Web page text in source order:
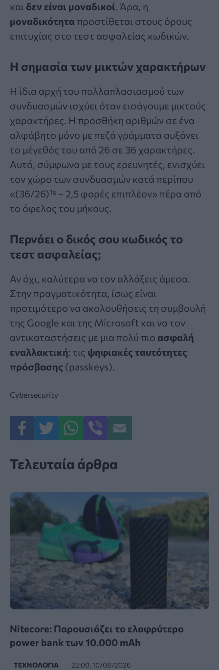
και δεν είναι μοναδικοί. Άρα, η
μοναδικότητα προστίθεται στους όρους
επιτυχίας στο τεστ ασφαλείας κωδικών.
Η σημασία των μικτών χαρακτήρων
Η ίδια αρχή του πολλαπλασιασμού των
συνδυασμών ισχύει όταν εισάγουμε μικτούς
χαρακτήρες. Η προσθήκη αριθμών σε ένα
αλφάβητο μόνο με πεζά γράμματα αυξάνει
το μέγεθός του από 26 σε 36 χαρακτήρες.
Αυτό, σύμφωνα με τους ερευνητές, ενισχύει
τον χώρο των συνδυασμών κατά περίπου
«(36/26)¹⁶ ~ 2,5 φορές επιπλέον» πέρα από
το όφελος του μήκους.
Περνάει ο δικός σου κωδικός το
τεστ ασφαλείας;
Αν όχι, καλύτερα να τον αλλάξεις άμεσα.
Στην πραγματικότητα, ίσως είναι
προτιμότερο να ακολουθήσεις τη συμβουλή
της Google και της Microsoft και να τον
αντικαταστήσεις με μια πολύ πιο ασφαλή
εναλλακτική: τις ψηφιακές ταυτότητες
πρόσβασης (passkeys).
Cybersecurity
Τελευταία άρθρα
Nitecore: Παρουσιάζει το ελαφρύτερο
power bank των 10.000 mAh
ΤΕΧΝΟΛΟΓΊΑ 22:00, 10/08/2026